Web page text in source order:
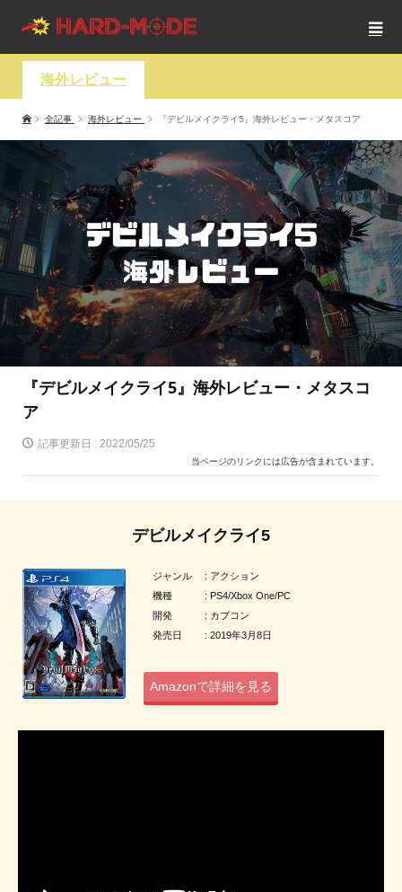
海外レビュー
全記事 海外レビュー 『デビルメイクライ5』海外レビュー・メタスコア
『デビルメイクライ5』海外レビュー・メタスコ
ア
記事更新日 : 2022/05/25
当ページのリンクには広告が含まれています。
デビルメイクライ5
ジャンル : アクション
機種 : PS4/Xbox One/PC
開発 : カプコン
発売日 : 2019年3月8日
Amazonで詳細を見る